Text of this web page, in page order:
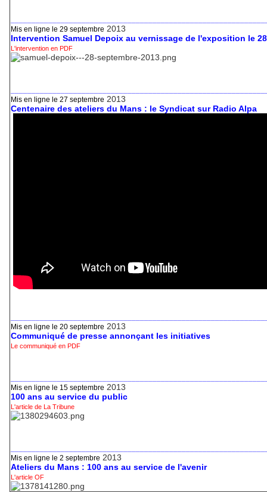
Mis en ligne le 29 septembre 2013
Intervention Samuel Depoix au vernissage de l'exposition le
L'intervention en PDF
Mis en ligne le 27 septembre 2013
Centenaire des ateliers du Mans : le Syndicat sur Radio Alpa
Mis en ligne le 20 septembre 2013
Communiqué de presse annonçant les initiatives
Le communiqué en PDF
Mis en ligne le 15 septembre 2013
100 ans au service du public
L'article de La Tribune
Mis en ligne le 2 septembre 2013
Ateliers du Mans : 100 ans au service de l'avenir
L'article OF